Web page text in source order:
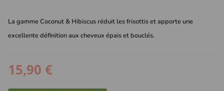
La gamme Coconut & Hibiscus réduit les frisottis et apporte une
excellente définition aux cheveux épais et bouclés.
15,90 €